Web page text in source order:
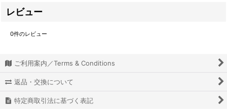
レビュー
0件のレビュー
ご利用案内／Terms & Conditions
返品・交換について
特定商取引法に基づく表記